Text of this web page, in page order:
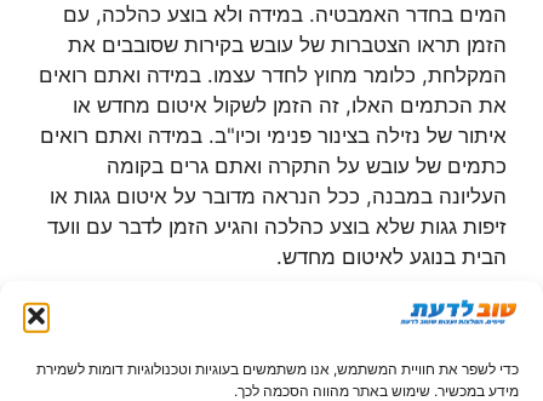
כדי לשפר את חוויית המשתמש, אנו משתמשים בעוגיות וטכנולוגיות דומות לשמירת
מידע במכשיר. שימוש באתר מהווה הסכמה לכך.
המים בחדר האמבטיה. במידה ולא בוצע כהלכה, עם
הזמן תראו הצטברות של עובש בקירות שסובבים את
המקלחת, כלומר מחוץ לחדר עצמו. במידה ואתם רואים
את הכתמים האלו, זה הזמן לשקול איטום מחדש או
איתור של נזילה בצינור פנימי וכיו"ב. במידה ואתם רואים
כתמים של עובש על התקרה ואתם גרים בקומה
העליונה במבנה, ככל הנראה מדובר על איטום גגות או
זיפות גגות שלא בוצע כהלכה והגיע הזמן לדבר עם וועד
הבית בנוגע לאיטום מחדש.
לעתים מדובר גם על בעיה של איטום קירות חיצוניים
החשובה היא לא להזניח את הנושא, במיוחד אם מדובר